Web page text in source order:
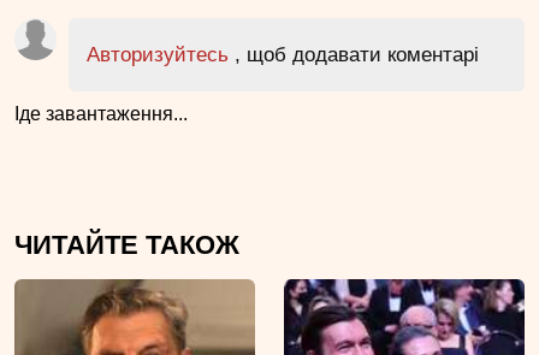
Авторизуйтесь , щоб додавати коментарі
Іде завантаження...
ЧИТАЙТЕ ТАКОЖ